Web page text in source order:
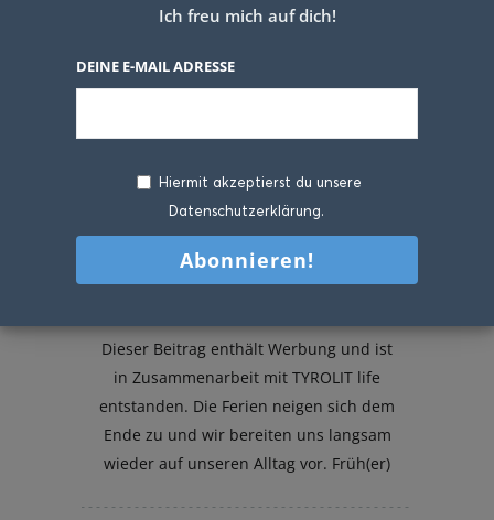
Dieser Beitrag enthält Werbung und ist
in Zusammenarbeit mit TYROLIT life
entstanden. Die Ferien neigen sich dem
Ende zu und wir bereiten uns langsam
wieder auf unseren Alltag vor. Früh(er)
Ich freu mich auf dich!
DEINE E-MAIL ADRESSE
Hiermit akzeptierst du unsere
Datenschutzerklärung.